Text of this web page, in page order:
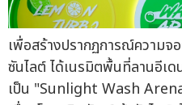
เพื่อสร้างปรากฏการณ์ความจ
ซันไลต์ ได้เนรมิตพื้นที่ลานอีเด
เป็น "Sunlight Wash